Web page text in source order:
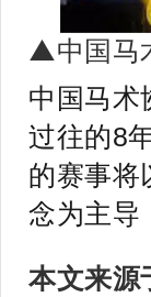
▲中国马
中国马术
过往的8
的赛事将
念为主导
本文来源